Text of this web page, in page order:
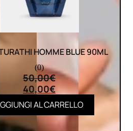
HOMME BLUE 90ML
(0)
50,00€
40,00€
AL CARRELLO